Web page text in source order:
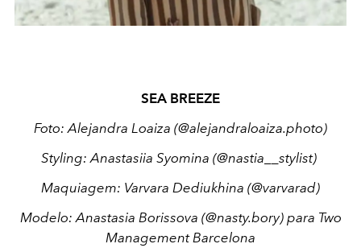
SEA BREEZE
Foto: Alejandra Loaiza (@alejandraloaiza.photo)
Styling: Anastasiia Syomina (@nastia__stylist)
Maquiagem: Varvara Dediukhina (@varvarad)
Modelo: Anastasia Borissova (@nasty.bory) para Two
Management Barcelona